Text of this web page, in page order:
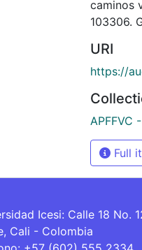
caminos
103306.
URI
https://
APFFVC
Full
Icesi: Calle 18 No.
Cali - Colombia